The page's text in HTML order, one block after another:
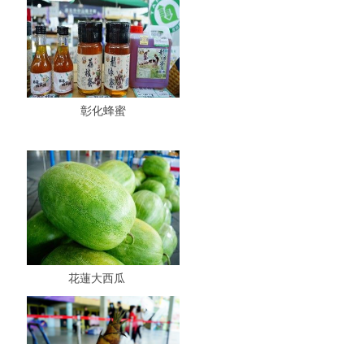
彰化蜂蜜
花蓮大西瓜